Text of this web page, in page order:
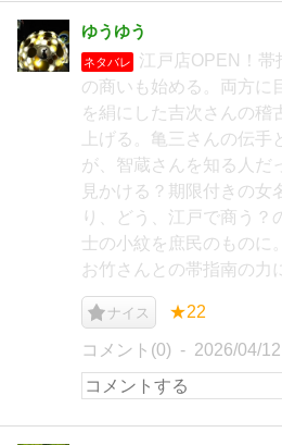
ゆうゆう
ネタバレ
江戸店OPEN！帯
の商いも始める。両方に
を絹にした吉次さんの稽
上げる。亀三さんの伝手
が、智蔵さんを知る人だ
見かける？期限付きの女
り、どう、江戸で商う？
士の小紋を庶民のものに
お竹さんとの帯指南の力
ナイス ★22
コメント(0) 2026/04/12